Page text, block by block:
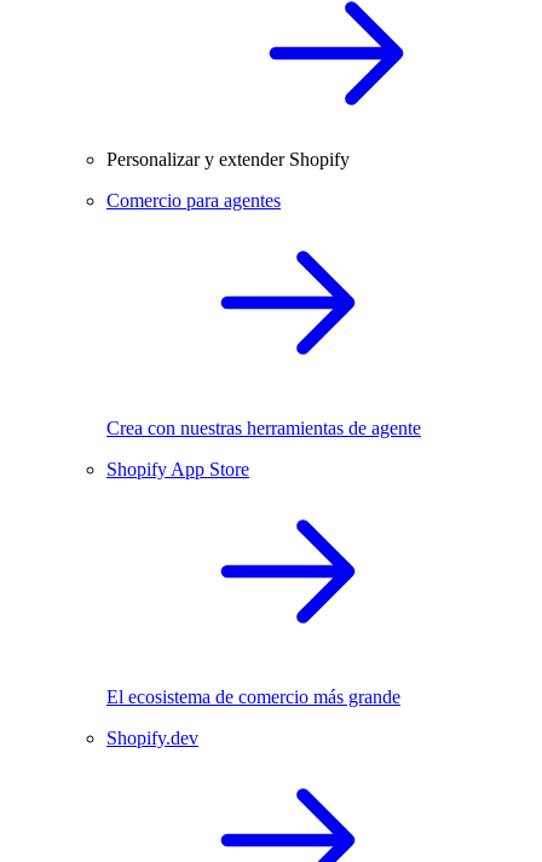
Personalizar y extender Shopify
Comercio para agentes
Crea con nuestras herramientas de agente
Shopify App Store
El ecosistema de comercio más grande
Shopify.dev